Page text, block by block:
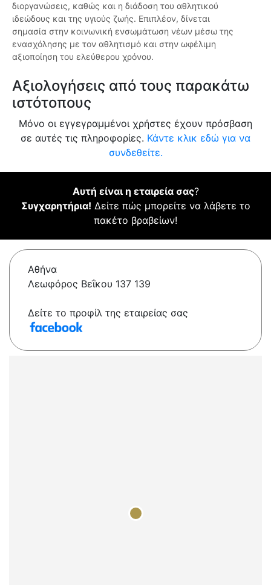
διοργανώσεις, καθώς και η διάδοση του αθλητικού
ιδεώδους και της υγιούς ζωής. Επιπλέον, δίνεται
σημασία στην κοινωνική ενσωμάτωση νέων μέσω της
ενασχόλησης με τον αθλητισμό και στην ωφέλιμη
αξιοποίηση του ελεύθερου χρόνου.
Αξιολογήσεις από τους παρακάτω
ιστότοπους
Μόνο οι εγγεγραμμένοι χρήστες έχουν πρόσβαση
σε αυτές τις πληροφορίες. Κάντε κλικ εδώ για να
συνδεθείτε.
Αυτή είναι η εταιρεία σας?
Συγχαρητήρια! Δείτε πώς μπορείτε να λάβετε το
πακέτο βραβείων!
Αθήνα
Λεωφόρος Βεΐκου 137 139
Δείτε το προφίλ της εταιρείας σας